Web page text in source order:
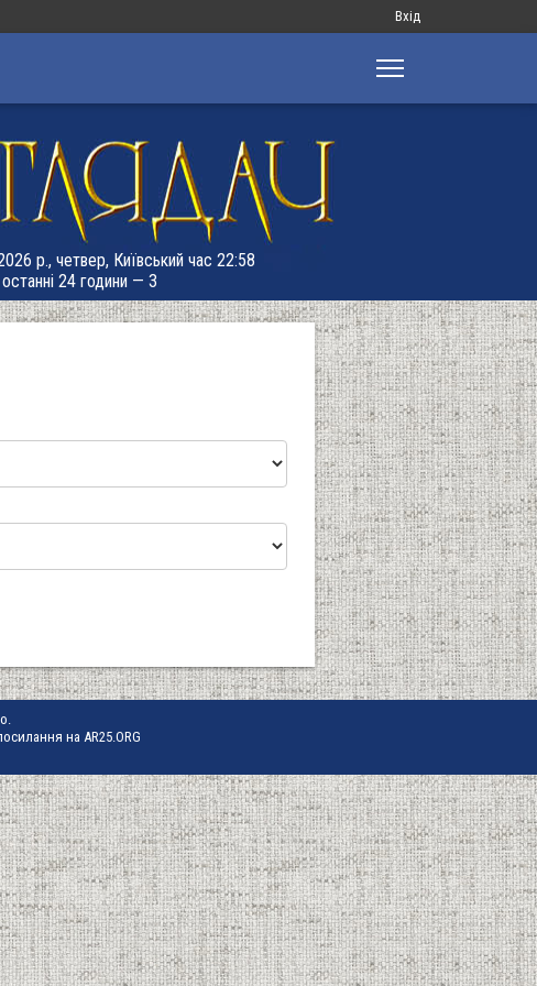
Меню
запису
Вхід
р., четвер, Київський час 22:58
24 години — 3
на AR25.ORG